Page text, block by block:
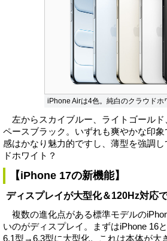
iPhone Airは4色。純白のクラウドホ
左からスカイブルー、ライトゴールド
ペースブラック。いずれも爽やかな印
感はかなり魅力的ですし、薄型を強調
ドホワイト？
【iPhone 17の新機能】
ディスプレイが大型化＆120Hz対応
複数の進化点がある標準モデルの
いのがディスプレイ。まずはiPhone 16
6.1型→6.3型に大型化。これは本体が大